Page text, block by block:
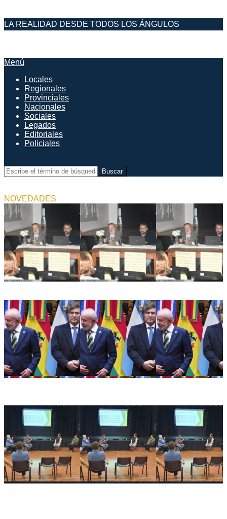
Saltar
al
LA REALIDAD DESDE TODOS LOS ÁNGULOS
Menú
navegación
principal
Menú
Locales
Regionales
Provinciales
Nacionales
Sociales
Legados
Editoriales
Policiales
Buscar
NOVEDADES